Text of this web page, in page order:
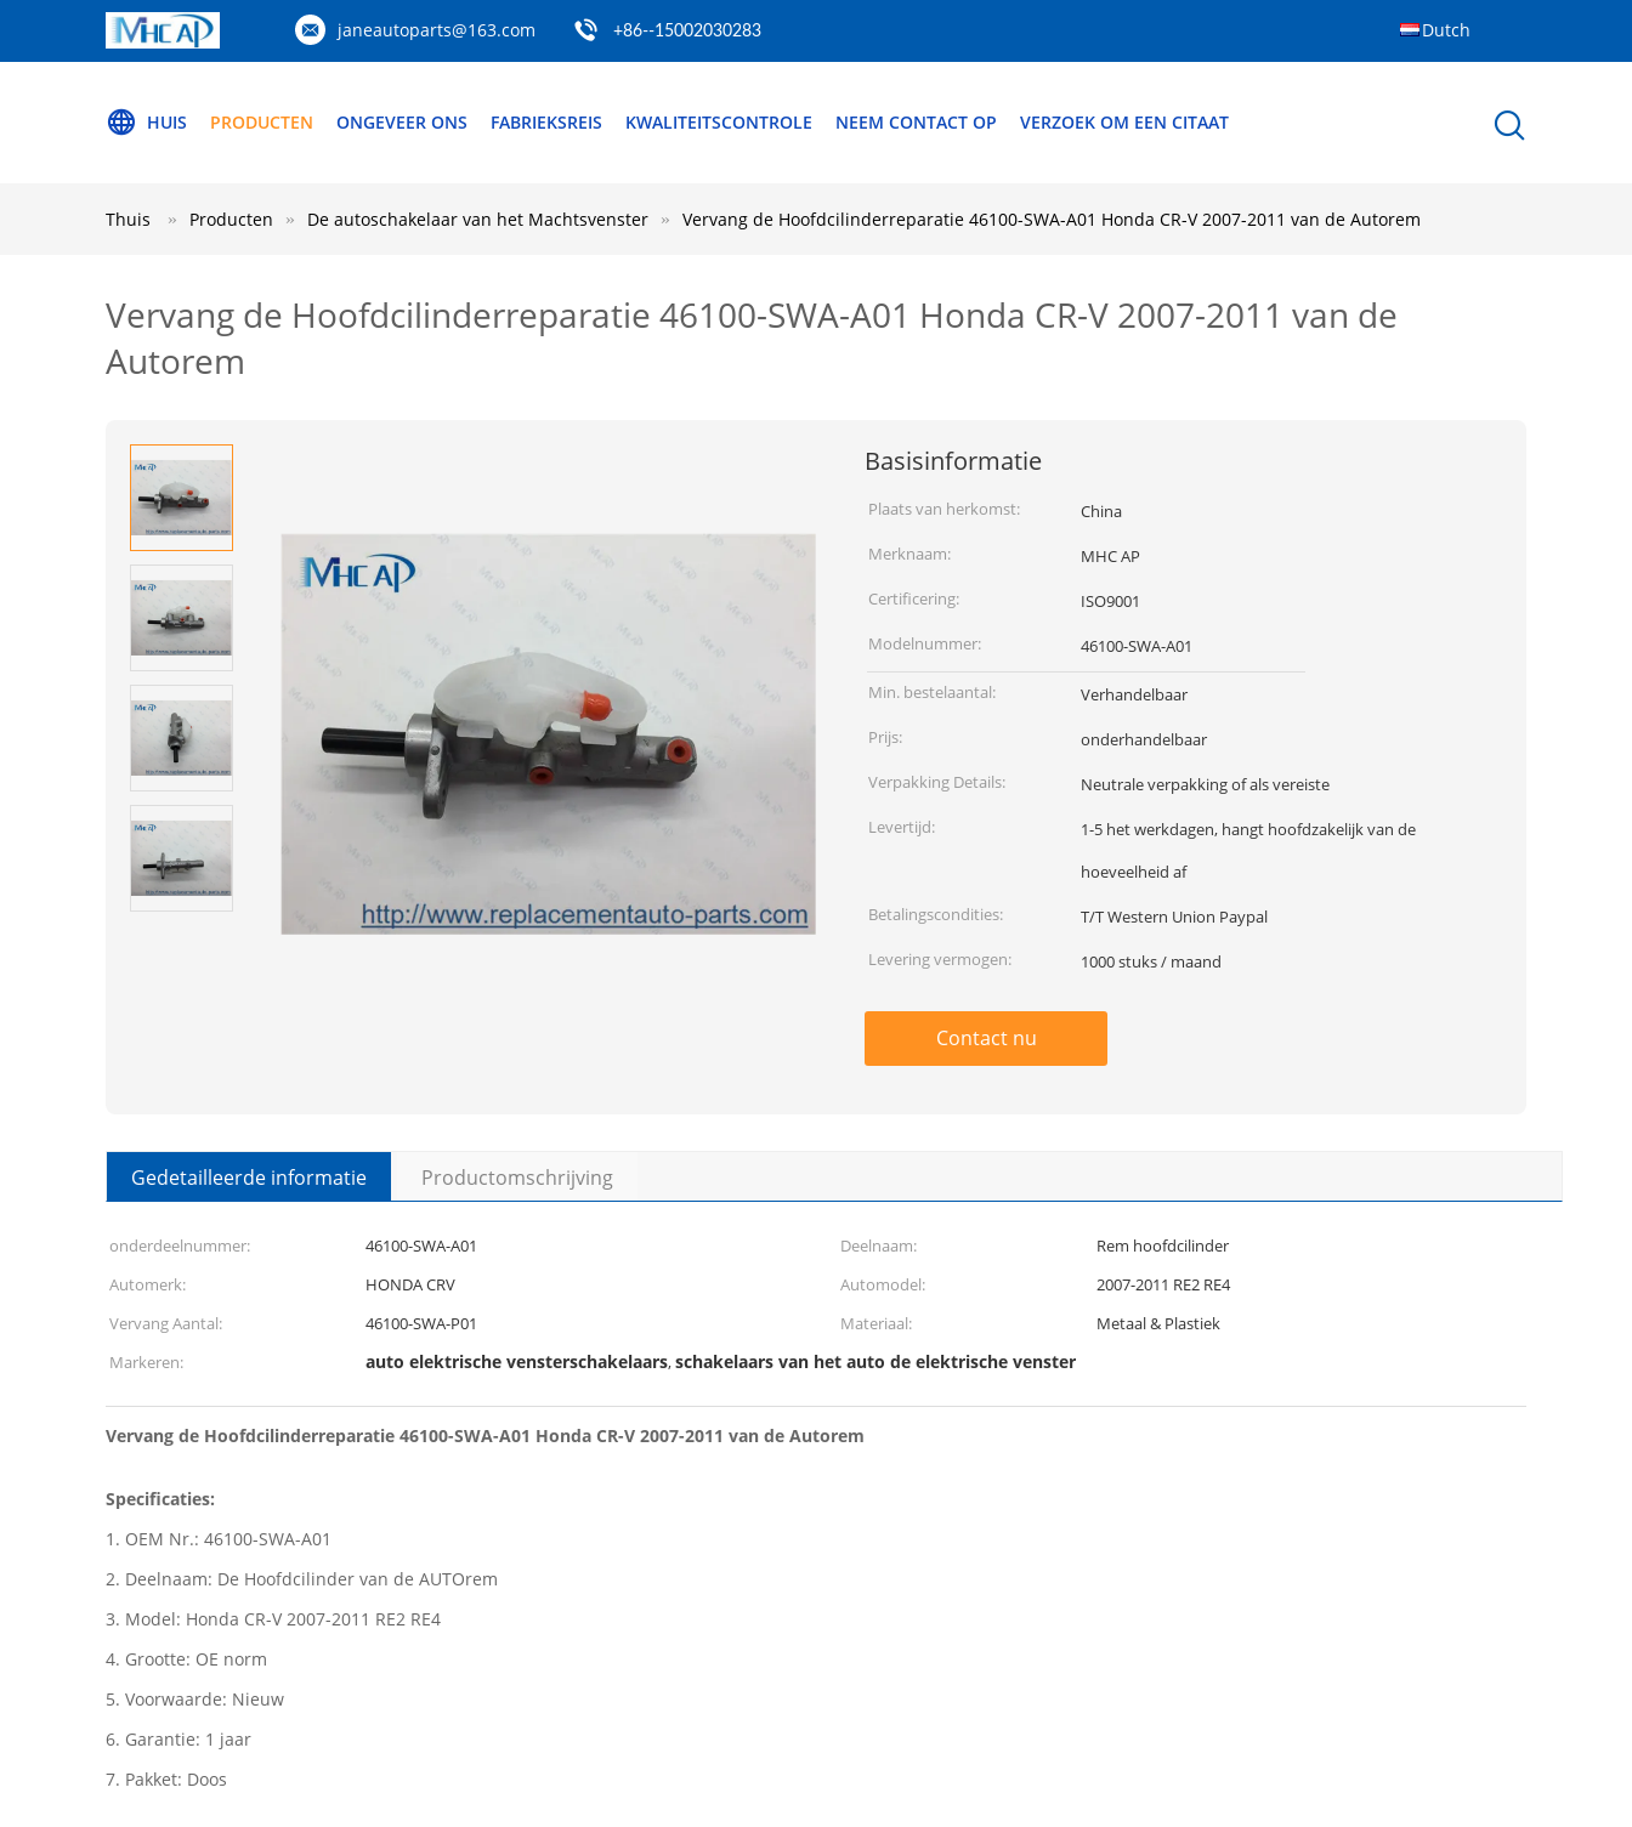
janeautoparts@163.com +86--15002030283 Dutch
HUIS PRODUCTEN ONGEVEER ONS FABRIEKSREIS KWALITEITSCONTROLE NEEM CONTACT OP VERZOEK OM EEN CITAAT
Thuis Producten De autoschakelaar van het Machtsvenster Vervang de Hoofdcilinderreparatie 46100-SWA-A01 Honda CR-V 2007-2011 van de Autorem
Vervang de Hoofdcilinderreparatie 46100-SWA-A01 Honda CR-V 2007-2011 van de
Autorem
Basisinformatie
Plaats van herkomst:
China
Merknaam:
MHC AP
Certificering:
ISO9001
Modelnummer:
46100-SWA-A01
Min. bestelaantal:
Verhandelbaar
Prijs:
onderhandelbaar
Verpakking Details:
Neutrale verpakking of als vereiste
Levertijd:
1-5 het werkdagen, hangt hoofdzakelijk van de
hoeveelheid af
Betalingscondities:
T/T Western Union Paypal
Levering vermogen:
1000 stuks / maand
Contact nu
Gedetailleerde informatie Productomschrijving
onderdeelnummer: 46100-SWA-A01 Deelnaam:
Rem hoofdcilinder
Automerk:
HONDA CRV Automodel:
2007-2011 RE2 RE4
Vervang Aantal:
46100-SWA-P01 Materiaal:
Metaal & Plastiek
Markeren:
auto elektrische vensterschakelaars,schakelaars van het auto de elektrische venster
Vervang de Hoofdcilinderreparatie 46100-SWA-A01 Honda CR-V 2007-2011 van de Autorem
Specificaties:
1. OEM Nr.: 46100-SWA-A01
2. Deelnaam: De Hoofdcilinder van de AUTOrem
3. Model: Honda CR-V 2007-2011 RE2 RE4
4. Grootte: OE norm
5. Voorwaarde: Nieuw
6. Garantie: 1 jaar
7. Pakket: Doos